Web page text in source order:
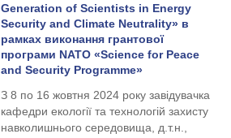
Generation of Scientists in Energy
Security and Climate Neutrality» в
рамках виконання грантової
програми NATO «Science for Peace
and Security Programme»
З 8 по 16 жовтня 2024 року завідувачка
кафедри екології та технологій захисту
навколишнього середовища, д.т.н.,